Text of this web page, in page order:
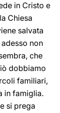
in Cristo e
Chiesa
salvata
non
che
dobbiamo
familiari,
in famiglia.
si prega